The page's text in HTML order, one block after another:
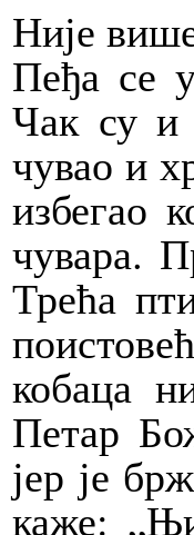
Није
Пеђа се
Чак су и
чувао и
избегао
чувара.
Трећа
кобаца
Петар
јер је
каже: